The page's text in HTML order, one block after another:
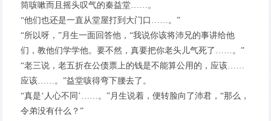
筒咳嗽而且摇头叹气的秦益堂……。
“他们也还是一直从堂屋打到大门口……。”
“所以呀，”月生一面回答他，“我说你该将沛兄的事讲给他
们，教他们学学他。要不然，真要把你老头儿气死了……。”
“老三说，老五折在公债票上的钱是不能算公用的，应该……
应该……。”益堂咳得弯下腰去了。
“真是‘人心不同’……。”月生说着，便转脸向了沛君，“那么，
令弟没有什么？”